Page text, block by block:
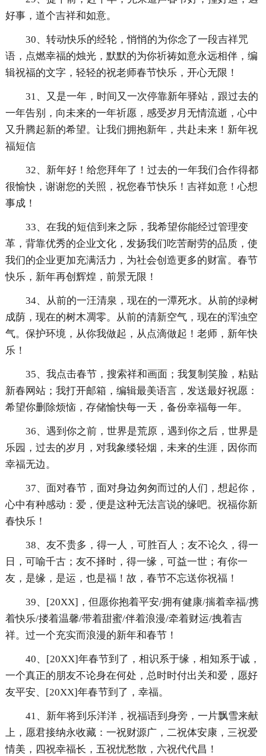
好事，道个吉祥和如意。
30、转动快乐的经轮，悄悄的为你念了一段吉祥咒
语，点燃幸福的烛光，默默的为你祈祷如意永远相伴，编
辑祝福的文字，轻轻的祝老师春节快乐，开心无限！
31、又是一年，时间又一次停靠新年驿站，跟过去的
一年告别，向未来的一年祈愿，感受岁月无情流逝，心中
又升腾起新的希望。让我们拥抱新年，共赴未来！新年祝
福短信
32、新年好！给您拜年了！过去的一年我们合作得都
很愉快，谢谢您的关照，祝您春节快乐！吉祥如意！心想
事成！
33、在我的短信到来之际，我希望你能经过管理变
革，背靠优秀的企业文化，发扬我们吃苦耐劳的品质，使
我们的企业更加充满活力，为社会创造更多的财富。春节
快乐，新年再创辉煌，前景无限！
34、从前的一汪清泉，现在的一潭死水。从前的绿树
成荫，现在的树木凋零。从前的清新空气，现在的浑浊空
气。保护环境，从你我做起，从点滴做起！老师，新年快
乐！
35、我点击春节，搜索祥和画面；我复制笑脸，粘贴
新春网站；我打开邮箱，编辑最美语言，发送最好祝愿：
希望你删除烦恼，存储愉快每一天，备份幸福每一年。
36、遇到你之前，世界是荒原，遇到你之后，世界是
乐园，过去的岁月，对我象缕轻烟，未来的生涯，因你而
幸福无边。
37、面对春节，面对身边匆匆而过的人们，想起你，
心中有种感动：爱，便是这种无法言说的缘吧。祝福你新
春快乐！
38、友不贵多，得一人，可胜百人；友不论久，得一
日，可喻千古；友不择时，得一缘，可益一世；有你一
友，是缘，是运，也是福！故，春节不忘送你祝福！
39、[20XX]，但愿你抱着平安/拥有健康/揣着幸福/携
着快乐/搂着温馨/带着甜蜜/伴着浪漫/牵着财运/拽着吉
祥。过一个充实而浪漫的新年和春节！
40、[20XX]年春节到了，相识系于缘，相知系于诚，
一个真正的朋友不论身在何处，总时时付出关和爱，愿好
友平安、[20XX]年春节到了，幸福。
41、新年将到乐洋洋，祝福语到身旁，一片飘雪来献
上，愿君接纳永收藏：一祝财源广，二祝体安康，三祝爱
情美，四祝幸福长，五祝忧愁散，六祝代代昌！